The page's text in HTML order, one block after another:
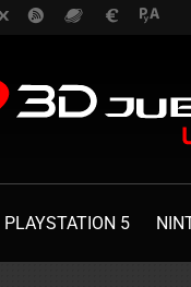
PLAYSTATION 5